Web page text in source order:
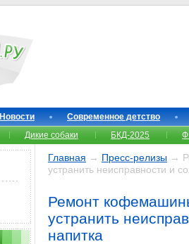
Новости
Современное детство
Дикие собаки БКД-2025
Главная → Пресс-релизы →
устранить неисправности и
Ремонт
устранить
напитка